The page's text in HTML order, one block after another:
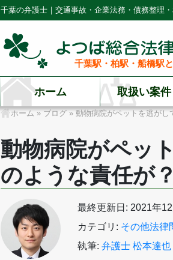
千葉の弁護士｜交通事故・企業法務・債務整理
千葉駅・柏駅・船橋駅
ホーム 取扱い案件
ホーム » ブログ» 動物病院がペットを逃がし
動物病院がペッ
のような責任が？
最終更新日: 2021年12
カテゴリ: その他法律
執筆: 弁護士 松本達也